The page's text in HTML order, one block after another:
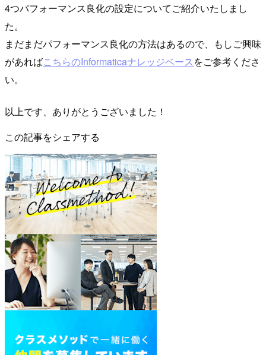
4つパフォーマンス良化の設定についてご紹介いたしまし
た。
まだまだパフォーマンス良化の方法はあるので、もしご興味
があればこちらのInformaticaナレッジベースをご参考くださ
い。
以上です、ありがとうございました！
この記事をシェアする